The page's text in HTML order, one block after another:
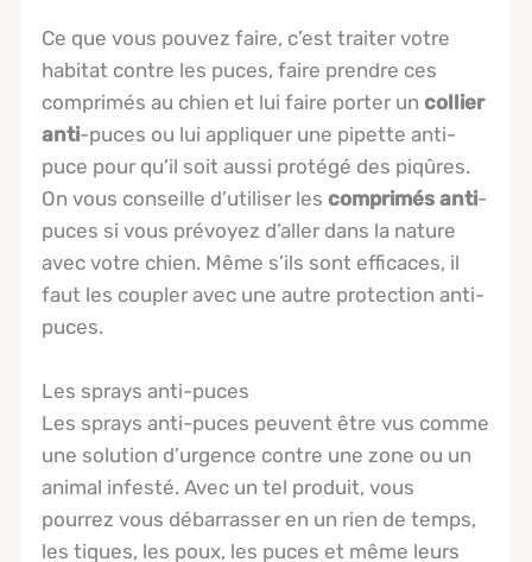
Ce que vous pouvez faire, c’est traiter votre
habitat contre les puces, faire prendre ces
comprimés au chien et lui faire porter uncollier
anti-puces ou lui appliquer une pipette anti-
puce pour qu’il soit aussi protégé des piqûres.
On vous conseille d’utiliser lescomprimés anti-
puces si vous prévoyez d’aller dans la nature
avec votre chien. Même s’ils sont efficaces, il
faut les coupler avec une autre protection anti-
puces.
Les sprays anti-puces
Les sprays anti-puces peuvent être vus comme
une solution d’urgence contre une zone ou un
animal infesté. Avec un tel produit, vous
pourrez vous débarrasser en un rien de temps,
les tiques, les poux, les puces et même leurs